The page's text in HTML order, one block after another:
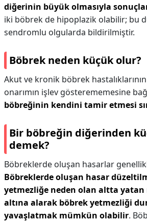
diğerinin büyük olmasıyla
iki böbrek de hipoplazik olabilir; bu
sendromlu olgularda bildirilmiştir.
Böbrek neden küçük olur?
Akut ve kronik böbrek
onarımın işlev gösterememesine
böbreğinin kendini tamir etmesi
Bir böbreğin diğerinden
demek?
Böbreklerde oluşan hasarlar
Böbreklerde oluşan hasar
yetmezliğe neden olan altta yatan
altına alarak böbrek yetmezliği
yavaşlatmak mümkün olabilir.